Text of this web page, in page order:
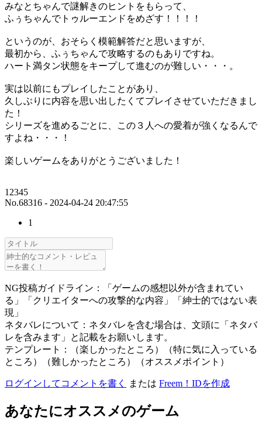
みなとちゃんで謎解きのヒントをもらって、
ふぅちゃんでトゥルーエンドをめざす！！！！
というのが、おそらく模範解答だと思いますが、
最初から、ふぅちゃんで攻略するのもありですね。
ハート満タン状態をキープして進むのが難しい・・・。
実は以前にもプレイしたことがあり、
久しぶりに内容を思い出したくてプレイさせていただきまし
た！
シリーズを進めるごとに、この３人への愛着が強くなるんで
すよね・・・！
楽しいゲームをありがとうございました！
12345
No.68316 - 2024-04-24 20:47:55
1
NG投稿ガイドライン：「ゲームの感想以外が含まれてい
る」「クリエイターへの攻撃的な内容」「紳士的ではない表
現」
ネタバレについて：ネタバレを含む場合は、文頭に「ネタバ
レを含みます」と記載をお願いします。
テンプレート：（楽しかったところ）（特に気に入っている
ところ）（難しかったところ）（オススメポイント）
ログインしてコメントを書く または Freem！IDを作成
あなたにオススメのゲーム